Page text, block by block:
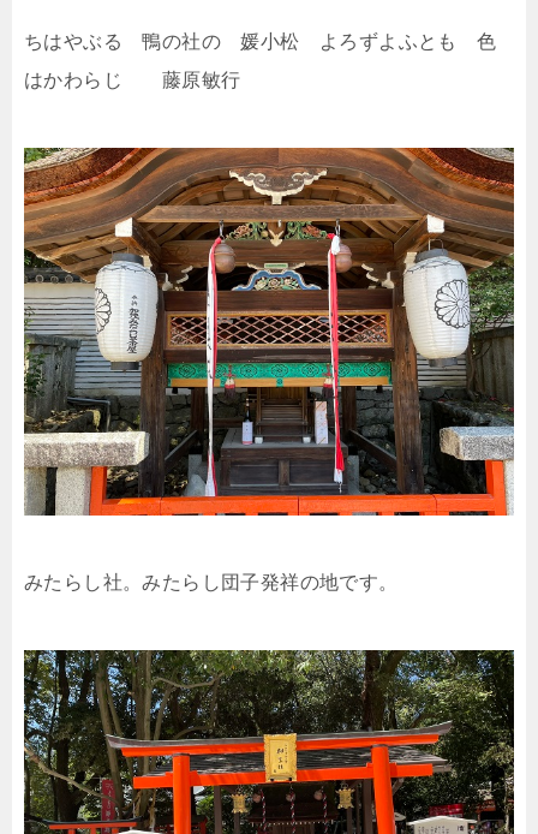
ちはやぶる 鴨の社の 媛小松 よろずよふとも 色
はかわらじ 藤原敏行
みたらし社。みたらし団子発祥の地です。